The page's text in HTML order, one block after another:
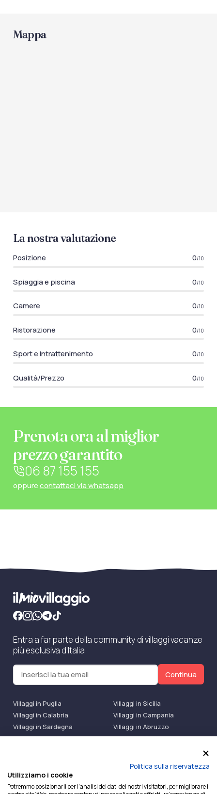
Mappa
La nostra valutazione
Posizione 0/10
Spiaggia e piscina 0/10
Camere 0/10
Ristorazione 0/10
Sport e Intrattenimento 0/10
Qualità/Prezzo 0/10
Prenota ora al miglior
prezzo garantito
06 87 155 155
oppurecontattaci via whatsapp
Entra a far parte della community di villaggi vacanze
più esclusiva d'Italia
Continua
Villaggi in Puglia
Villaggi in Sicilia
Villaggi in Calabria
Villaggi in Campania
Villaggi in Sardegna
Villaggi in Abruzzo
Villaggi Bluserena
Villaggi TH Resort
Ilmiovillaggio è un marchio di Ekiwi S.r.l.
Politica sulla riservatezza
Utilizziamo i cookie
Potremmo posizionarli per l'analisi dei dati dei nostri visitatori, per migliorare il